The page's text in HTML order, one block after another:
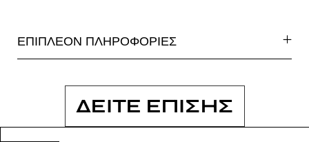
ΕΠΙΠΛΕΟΝ ΠΛΗΡΟΦΟΡΙΕΣ
ΔΕΙΤΕ ΕΠΙΣΗΣ